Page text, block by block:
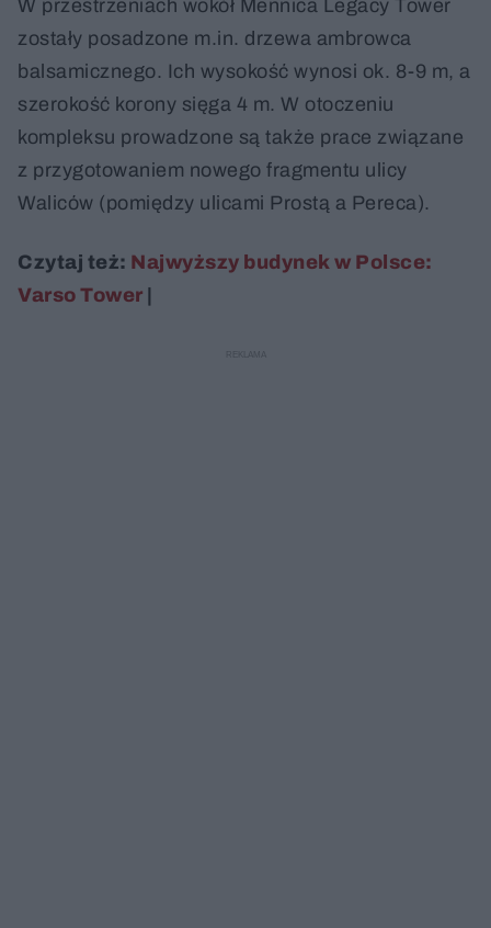
W przestrzeniach wokół Mennica Legacy Tower
zostały posadzone m.in. drzewa ambrowca
balsamicznego. Ich wysokość wynosi ok. 8-9 m, a
szerokość korony sięga 4 m. W otoczeniu
kompleksu prowadzone są także prace związane
z przygotowaniem nowego fragmentu ulicy
Waliców (pomiędzy ulicami Prostą a Pereca).
Czytaj też: Najwyższy budynek w Polsce:
Varso Tower |